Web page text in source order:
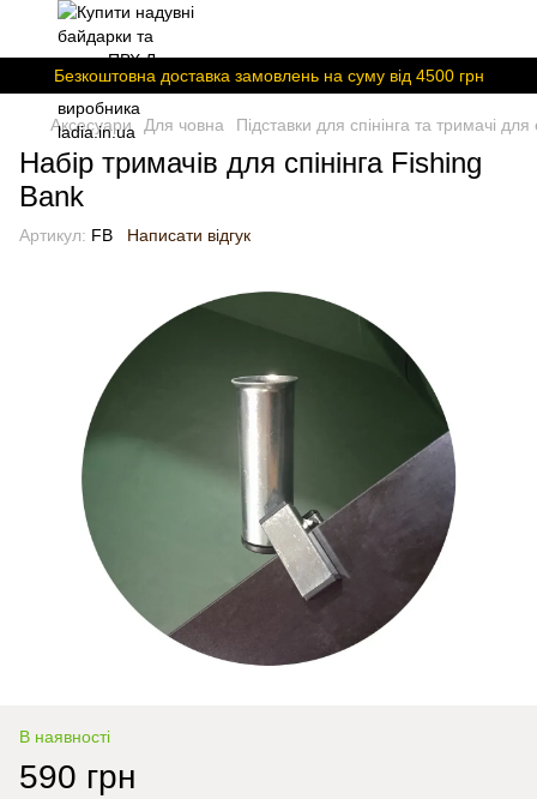
Безкоштовна доставка замовлень на суму вiд 4500 грн
Аксесуари Для човна Підставки для спінінга та тримачі
Набір тримачів для спінінга Fishing
Bank
Артикул: FB Написати відгук
В наявності
590 грн